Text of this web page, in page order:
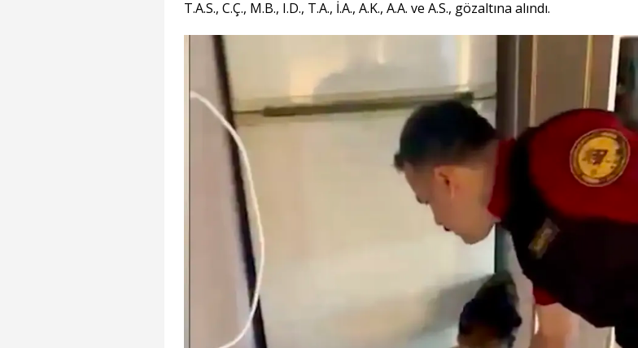
T.A.S., C.Ç., M.B., I.D., T.A., İ.A., A.K., A.A. ve A.S., gözaltına alındı.